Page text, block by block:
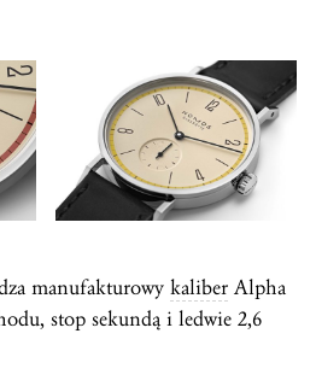
manufakturowy kaliber Alpha
stop sekundą i ledwie 2,6